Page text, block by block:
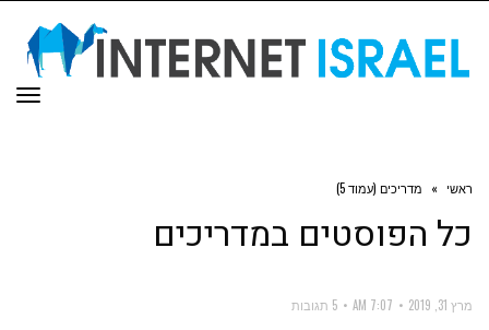
ראשי » מדריכים (עמוד 5)
כל הפוסטים במדריכים
מרץ 31, 2019 7:07 AM 5 תגובות